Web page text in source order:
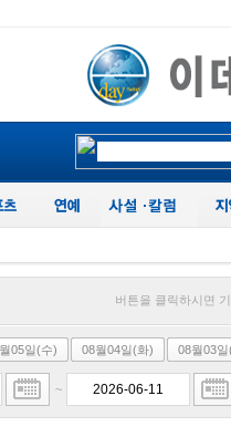
버튼을 클릭하시면
05일(수) 08월04일(화) 08월03일
~